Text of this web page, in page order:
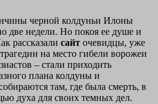
черной колдуньи Илоны
две недели. Но покоя ее душе и
рассказали сайт очевидцы, уже
на место гибели ворожеи
– стали приходить
плана колдуны и
там, где была смерть, в
духа для своих темных дел.